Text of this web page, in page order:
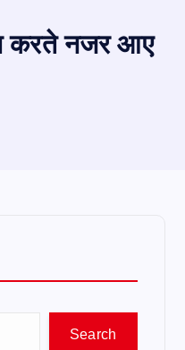
करते नजर आए
Search